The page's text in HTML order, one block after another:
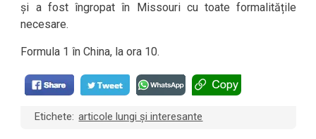
și a fost îngropat în Missouri cu toate formalitățile
necesare.
Formula 1 în China, la ora 10.
Etichete: articole lungi și interesante